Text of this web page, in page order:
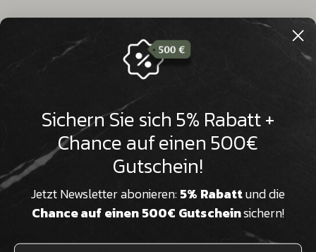
Sortieren
Klimaneutraler Versand &
Sichern Sie sich 5% Rabatt +
Chance auf einen 500€
Gutschein!
Jetzt Newsletter abonieren:5% Rabattund die
Chance auf einen 500€ Gutscheinsichern!